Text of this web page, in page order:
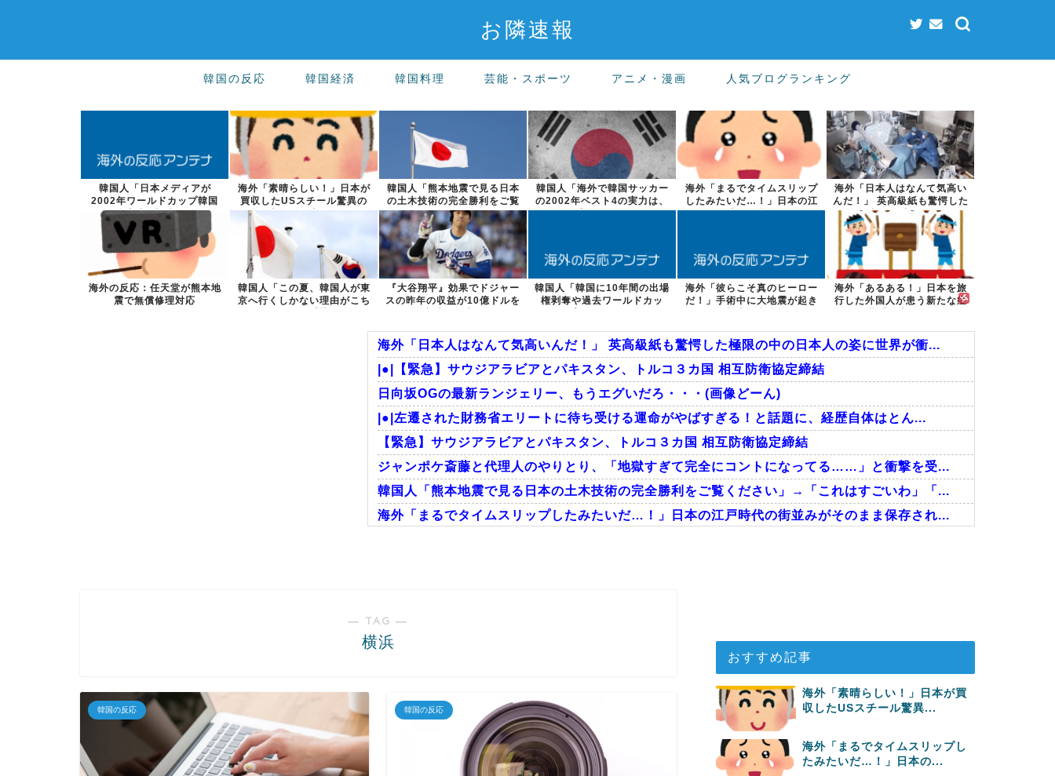
お隣速報
韓国の反応 韓国経済 韓国料理 芸能・スポーツ アニメ・漫画 人気ブログランキング
韓国人「日本メディアが
2002年ワールドカップ韓国
準決勝も調査す...
海外「素晴らしい！」日本が
買収したUSスチール驚異の
大復活に米国...
韓国人「熊本地震で見る日本
の土木技術の完全勝利をご覧
ください」→...
韓国人「海外で韓国サッカー
の2002年ベスト4の実力は、
実際には...
海外「まるでタイムスリップ
したみたいだ…！」日本の江
戸時代の街並...
海外「日本人はなんて気高い
んだ！」 英高級紙も驚愕した
極限の中の...
海外の反応：任天堂が熊本地
震で無償修理対応
韓国人「この夏、韓国人が東
京へ行くしかない理由がこち
『大谷翔平』効果でドジャー
スの昨年の収益が10億ドルを
韓国人「韓国に10年間の出場
権剥奪や過去ワールドカッ
海外「彼らこそ真のヒーロー
だ！」手術中に大地震が起き
海外「あるある！」日本を旅
行した外国人が患う新たな症
海外「日本人はなんて気高いんだ！」 英高級紙も驚愕した極限の中の日本人の姿に世界が衝...
|●|【緊急】サウジアラビアとパキスタン、トルコ３カ国 相互防衛協定締結
日向坂OGの最新ランジェリー、もうエグいだろ・・・(画像どーん)
|●|左遷された財務省エリートに待ち受ける運命がやばすぎる！と話題に、経歴自体はとん...
【緊急】サウジアラビアとパキスタン、トルコ３カ国 相互防衛協定締結
ジャンポケ斎藤と代理人のやりとり、「地獄すぎて完全にコントになってる……」と衝撃を受...
韓国人「熊本地震で見る日本の土木技術の完全勝利をご覧ください」→「これはすごいわ」「...
海外「まるでタイムスリップしたみたいだ…！」日本の江戸時代の街並みがそのまま保存され...
― TAG ―
横浜
韓国の反応 韓国の反応
おすすめ記事
海外「素晴らしい！」日本が買
収したUSスチール驚異...
海外「まるでタイムスリップし
たみたいだ…！」日本の...